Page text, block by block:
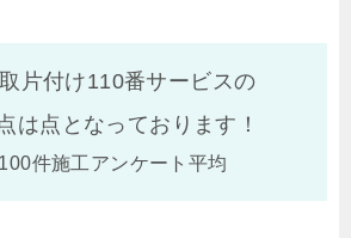
片付け110番サービスの
は点となっております！
件施工アンケート平均